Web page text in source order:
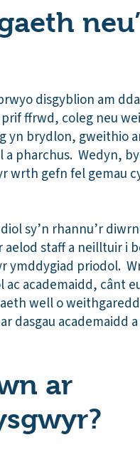
disgyblion am
ffrwd, coleg neu
yn brydlon, gweithio
pharchus. Wedyn,
wrth gefn fel gemau
sy’n rhannu’r
staff a neilltuir i
ymddygiad priodol.
academaidd, cânt
well o
dasgau academaidd
ar